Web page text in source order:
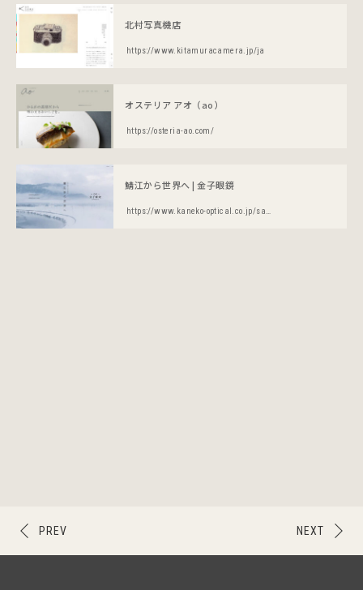
北村写真機店
https://www.kitamuracamera.jp/ja
オステリア アオ（ao）
https://osteria-ao.com/
鯖江から世界へ | 金子眼鏡
https://www.kaneko-optical.co.jp/sabae-world/index.html
NEXT
PREV